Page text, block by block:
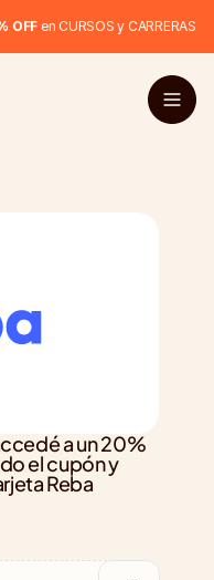
OFF en CURSOS y CARRERAS
a un 20%
el cupón y
Reba